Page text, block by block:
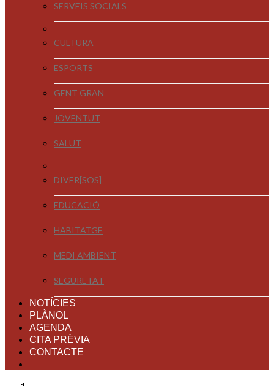
SERVEIS SOCIALS
CULTURA
ESPORTS
GENT GRAN
JOVENTUT
SALUT
DIVER[SOS]
EDUCACIÓ
HABITATGE
MEDI AMBIENT
SEGURETAT
NOTÍCIES
PLÀNOL
AGENDA
CITA PRÈVIA
CONTACTE